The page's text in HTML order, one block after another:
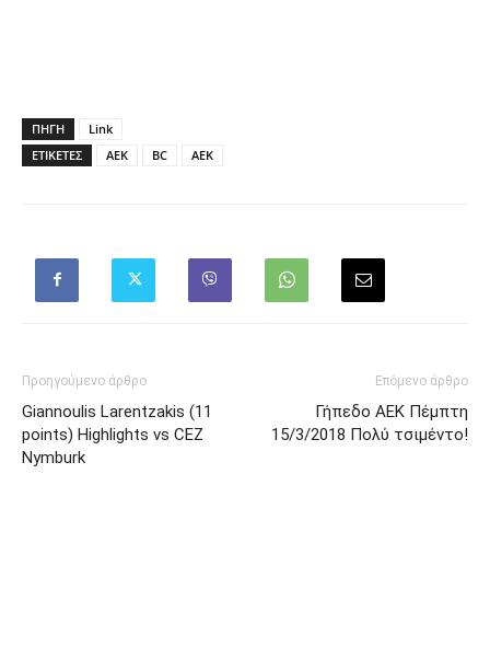
ΠΗΓΗ
Link
ΕΤΙΚΕΤΕΣ
AEK BC ΑΕΚ
Προηγούμενο άρθρο
Giannoulis Larentzakis (11
points) Highlights vs CEZ
Nymburk
Επόμενο άρθρο
Γήπεδο ΑΕΚ Πέμπτη
15/3/2018 Πολύ τσιμέντο!